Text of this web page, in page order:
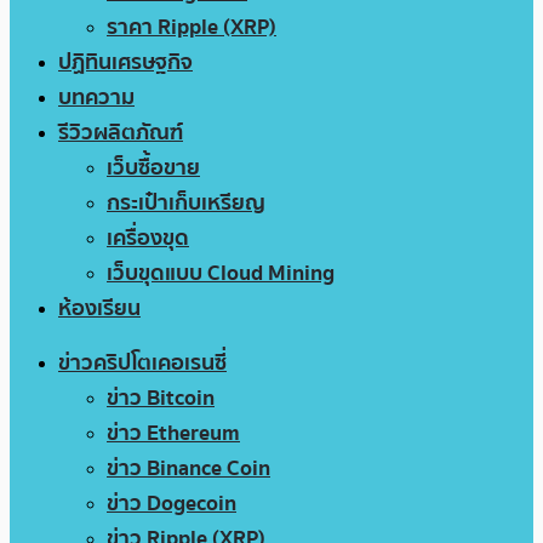
ราคา Ripple (XRP)
ปฏิทินเศรษฐกิจ
บทความ
รีวิวผลิตภัณฑ์
เว็บซื้อขาย
กระเป๋าเก็บเหรียญ
เครื่องขุด
เว็บขุดแบบ Cloud Mining
ห้องเรียน
ข่าวคริปโตเคอเรนซี่
ข่าว Bitcoin
ข่าว Ethereum
ข่าว Binance Coin
ข่าว Dogecoin